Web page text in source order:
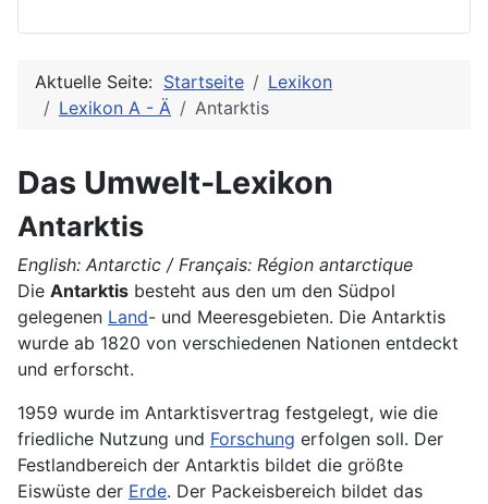
Aktuelle Seite: Startseite
Lexikon
Lexikon A - Ä
Antarktis
Das Umwelt-Lexikon
Antarktis
English: Antarctic / Français: Région antarctique
Die Antarktis besteht aus den um den Südpol
gelegenen Land- und Meeresgebieten. Die Antarktis
wurde ab 1820 von verschiedenen Nationen entdeckt
und erforscht.
1959 wurde im Antarktisvertrag festgelegt, wie die
friedliche Nutzung und Forschung erfolgen soll. Der
Festlandbereich der Antarktis bildet die größte
Eiswüste der Erde. Der Packeisbereich bildet das